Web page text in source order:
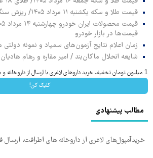
قیمت طلا و سکه یکشنبه ۱۱ مرداد ۱۴۰۵/ ریزش سنگین سکه امامی
قیمت‌ها در بازار خودرو
زمان اعلام نتایج آزمون‌های سمپاد و نمونه
شایعه انحلال ماکان‌بند / امیر مقاره و رهام
1 میلیون تومان تخفیف خرید داروهای لاغری با ارسال از داروخانه و پک یخ!
کلیک کن!
مطالب پیشنهادی
خریدآمپول‌های لاغری از داروخانه های اطرافت،